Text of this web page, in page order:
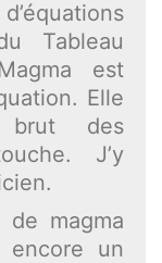
Tableau
est
Elle
des
J’y
magma
encore un